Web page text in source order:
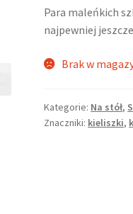
Para maleńkich
najpewniej
Brak w
Kategorie: Na stół,
Znaczniki: kieliszki,